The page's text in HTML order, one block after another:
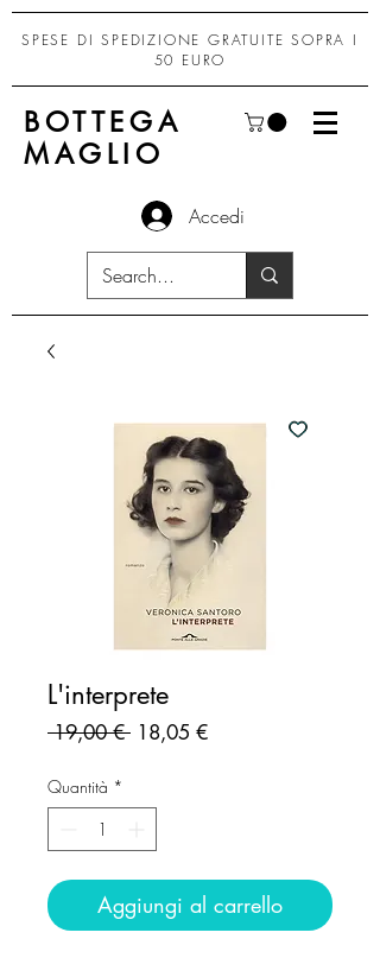
SPESE DI SPEDIZIONE GRATUITE SOPRA I
50 EURO
BOTTEGA
MAGLIO
Accedi
L'interprete
19,00 € Prezzo
18,05 €Prezzo
Quantità *
Aggiungi al carrello